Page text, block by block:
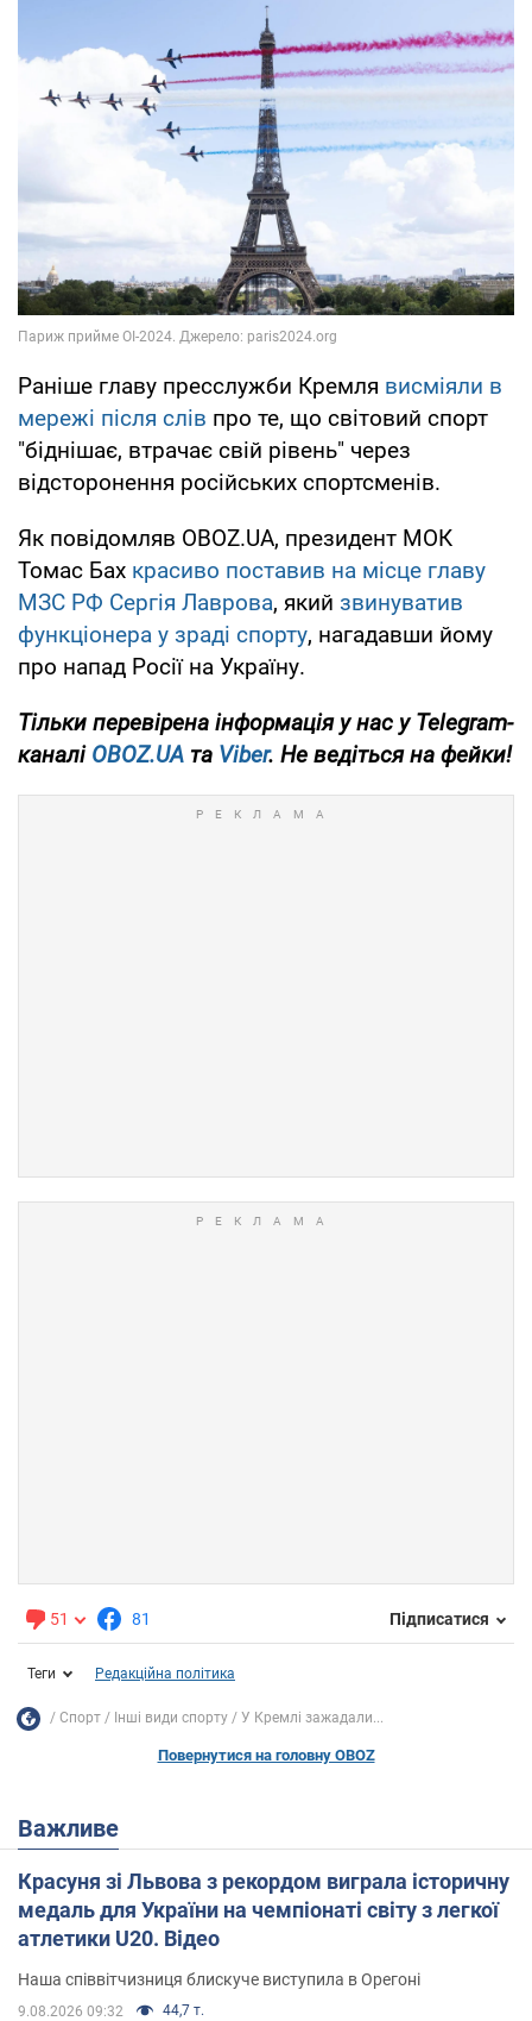
Раніше главу пресслужби Кремля висміяли в
мережі після слів про те, що світовий спорт
"біднішає, втрачає свій рівень" через
відсторонення російських спортсменів.
Як повідомляв OBOZ.UA, президент МОК
Томас Бах красиво поставив на місце главу
МЗС РФ Сергія Лаврова, який звинуватив
функціонера у зраді спорту, нагадавши йому
про напад Росії на Україну.
Тільки перевірена інформація у нас у Telegram-
каналі OBOZ.UA та Viber. Не ведіться на фейки!
51 81 Підписатися
Теги Редакційна політика
Спорт Інші види спорту У Кремлі зажадали...
Повернутися на головну OBOZ
Важливе
Красуня зі Львова з рекордом виграла історичну
медаль для України на чемпіонаті світу з легкої
атлетики U20. Відео
Наша співвітчизниця блискуче виступила в Орегоні
9.08.2026 09:32 44,7 т.